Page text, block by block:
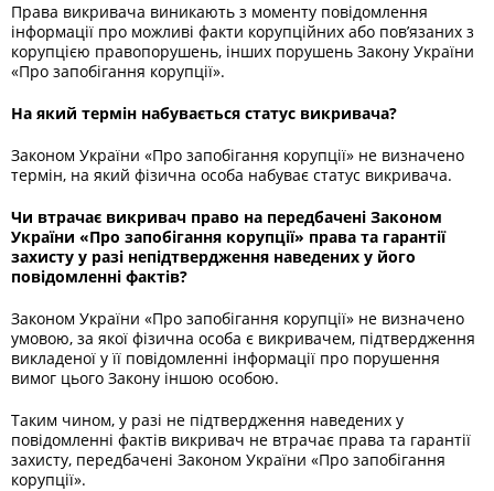
Права викривача виникають з моменту повідомлення
інформації про можливі факти корупційних або пов’язаних з
корупцією правопорушень, інших порушень Закону України
«Про запобігання корупції».
На який термін набувається статус викривача?
Законом України «Про запобігання корупції» не визначено
термін, на який фізична особа набуває статус викривача.
Чи втрачає викривач право на передбачені Законом
України «Про запобігання корупції» права та гарантії
захисту у разі непідтвердження наведених у його
повідомленні фактів?
Законом України «Про запобігання корупції» не визначено
умовою, за якої фізична особа є викривачем, підтвердження
викладеної у її повідомленні інформації про порушення
вимог цього Закону іншою особою.
Таким чином, у разі не підтвердження наведених у
повідомленні фактів викривач не втрачає права та гарантії
захисту, передбачені Законом України «Про запобігання
корупції».